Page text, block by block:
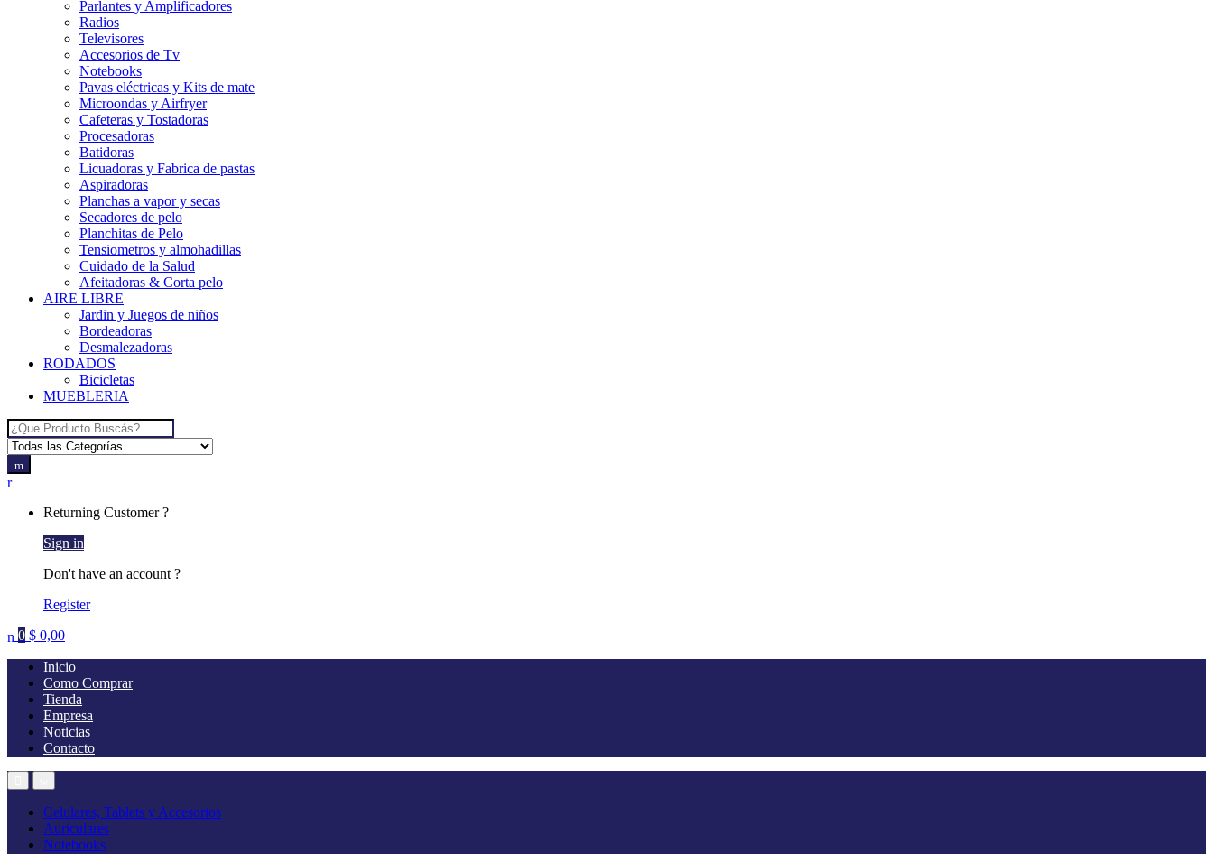
Parlantes y Amplificadores
Radios
Televisores
Accesorios de Tv
Notebooks
Pavas eléctricas y Kits de mate
Microondas y Airfryer
Cafeteras y Tostadoras
Procesadoras
Batidoras
Licuadoras y Fabrica de pastas
Aspiradoras
Planchas a vapor y secas
Secadores de pelo
Planchitas de Pelo
Tensiometros y almohadillas
Cuidado de la Salud
Afeitadoras & Corta pelo
AIRE LIBRE
Jardin y Juegos de niños
Bordeadoras
Desmalezadoras
RODADOS
Bicicletas
MUEBLERIA
Search for:
Returning Customer ?
Sign in
Don't have an account ?
Register
0 $ 0,00
Inicio
Como Comprar
Tienda
Empresa
Noticias
Contacto
Celulares, Tablets y Accesorios
Auriculares
Notebooks